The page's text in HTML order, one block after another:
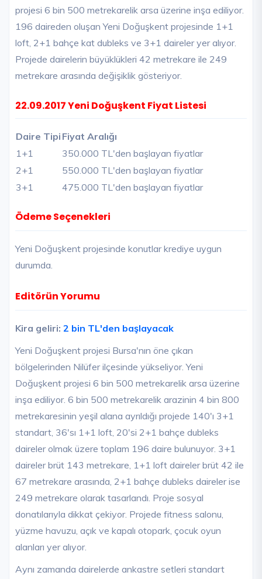
projesi 6 bin 500 metrekarelik arsa üzerine inşa ediliyor.
196 daireden oluşan Yeni Doğuşkent projesinde 1+1
loft, 2+1 bahçe kat dubleks ve 3+1 daireler yer alıyor.
Projede dairelerin büyüklükleri 42 metrekare ile 249
metrekare arasında değişiklik gösteriyor.
22.09.2017 Yeni Doğuşkent Fiyat Listesi
Daire Tipi Fiyat Aralığı
1+1
350.000 TL'den başlayan fiyatlar
2+1
550.000 TL'den başlayan fiyatlar
3+1
475.000 TL'den başlayan fiyatlar
Ödeme Seçenekleri
Yeni Doğuşkent projesinde konutlar krediye uygun
durumda.
Editörün Yorumu
Kira geliri: 2 bin TL'den başlayacak
Yeni Doğuşkent projesi Bursa'nın öne çıkan
bölgelerinden Nilüfer ilçesinde yükseliyor. Yeni
Doğuşkent projesi 6 bin 500 metrekarelik arsa üzerine
inşa ediliyor. 6 bin 500 metrekarelik arazinin 4 bin 800
metrekaresinin yeşil alana ayrıldığı projede 140'ı 3+1
standart, 36'sı 1+1 loft, 20'si 2+1 bahçe dubleks
daireler olmak üzere toplam 196 daire bulunuyor. 3+1
daireler brüt 143 metrekare, 1+1 loft daireler brüt 42 ile
67 metrekare arasında, 2+1 bahçe dubleks daireler ise
249 metrekare olarak tasarlandı. Proje sosyal
donatılarıyla dikkat çekiyor. Projede fitness salonu,
yüzme havuzu, açık ve kapalı otopark, çocuk oyun
alanları yer alıyor.
Aynı zamanda dairelerde ankastre setleri standart